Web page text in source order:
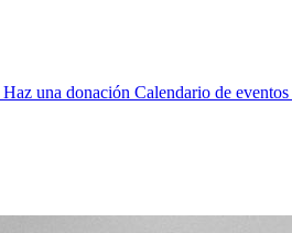
Haz una donación Calendario de eventos